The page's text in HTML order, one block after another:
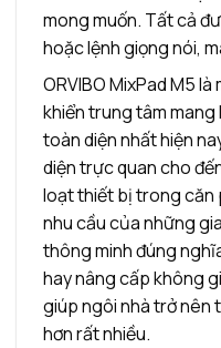
mong muốn. Tất cả
hoặc lệnh giọng nói,
ORVIBO MixPad M5
khiển trung tâm
toàn diện nhất hiện
diện trực quan cho
loạt thiết bị trong căn
nhu cầu của những
thông minh đúng
hay nâng cấp không
giúp ngôi nhà trở nên
hơn rất nhiều.